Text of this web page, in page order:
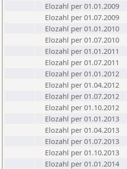
Elozahl per 01.01.2009
Elozahl per 01.07.2009
Elozahl per 01.01.2010
Elozahl per 01.07.2010
Elozahl per 01.01.2011
Elozahl per 01.07.2011
Elozahl per 01.01.2012
Elozahl per 01.04.2012
Elozahl per 01.07.2012
Elozahl per 01.10.2012
Elozahl per 01.01.2013
Elozahl per 01.04.2013
Elozahl per 01.07.2013
Elozahl per 01.10.2013
Elozahl per 01.01.2014